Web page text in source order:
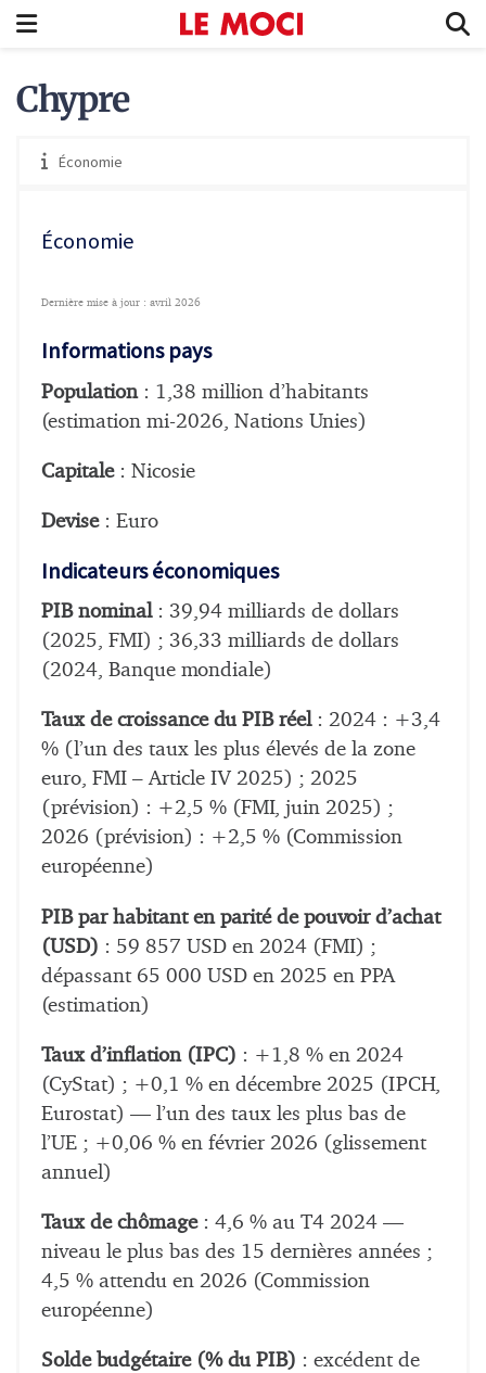
Chypre
Économie
Économie
Dernière mise à jour : avril 2026
Informations pays
Population: 1,38 million d’habitants
(estimation mi-2026, Nations Unies)
Capitale: Nicosie
Devise: Euro
Indicateurs économiques
PIB nominal: 39,94 milliards de dollars
(2025, FMI) ; 36,33 milliards de dollars
(2024, Banque mondiale)
Taux de croissance du PIB réel: 2024 : +3,4
% (l’un des taux les plus élevés de la zone
euro, FMI – Article IV 2025) ; 2025
(prévision) : +2,5 % (FMI, juin 2025) ;
2026 (prévision) : +2,5 % (Commission
européenne)
PIB par habitant en parité de pouvoir d’achat
(USD) : 59 857 USD en 2024 (FMI) ;
dépassant 65 000 USD en 2025 en PPA
(estimation)
Taux d’inflation (IPC) : +1,8 % en 2024
(CyStat) ; +0,1 % en décembre 2025 (IPCH,
Eurostat) — l’un des taux les plus bas de
l’UE ; +0,06 % en février 2026 (glissement
annuel)
Taux de chômage: 4,6 % au T4 2024 —
niveau le plus bas des 15 dernières années ;
4,5 % attendu en 2026 (Commission
européenne)
Solde budgétaire (% du PIB) : excédent de